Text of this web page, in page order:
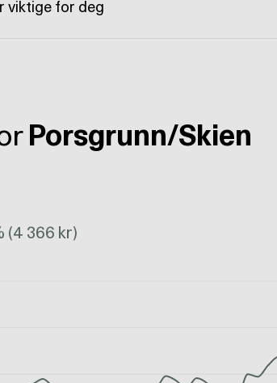
viktige for deg
Porsgrunn/Skien
(4 366 kr)